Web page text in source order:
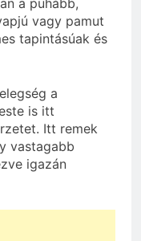
vagy pamut
tapintásúak és
a
is itt
Itt remek
vastagabb
igazán